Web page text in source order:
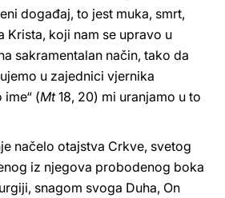
događaj, to jest muka, smrt,
Krista, koji nam se upravo u
sakramentalan način, tako da
u zajednici vjernika
(Mt18, 20) mi uranjamo u to
načelo otajstva Crkve, svetog
iz njegova probodenog boka
snagom svoga Duha, On